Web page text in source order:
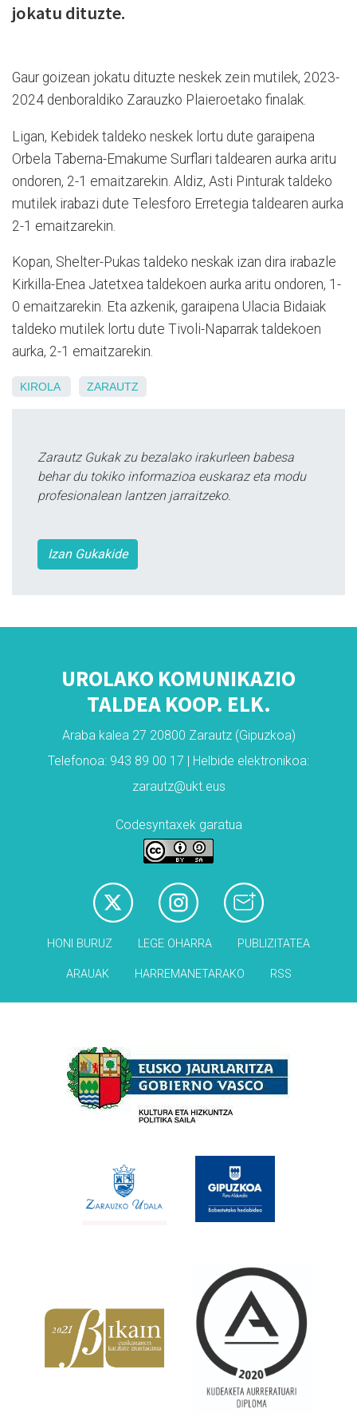
jokatu dituzte.
Gaur goizean jokatu dituzte neskek zein mutilek, 2023-
2024 denboraldiko Zarauzko Plaieroetako finalak.
Ligan, Kebidek taldeko neskek lortu dute garaipena
Orbela Taberna-Emakume Surflari taldearen aurka aritu
ondoren, 2-1 emaitzarekin. Aldiz, Asti Pinturak taldeko
mutilek irabazi dute Telesforo Erretegia taldearen aurka
2-1 emaitzarekin.
Kopan, Shelter-Pukas taldeko neskak izan dira irabazle
Kirkilla-Enea Jatetxea taldekoen aurka aritu ondoren, 1-
0 emaitzarekin. Eta azkenik, garaipena Ulacia Bidaiak
taldeko mutilek lortu dute Tivoli-Naparrak taldekoen
aurka, 2-1 emaitzarekin.
KIROLA ZARAUTZ
Zarautz Gukak zu bezalako irakurleen babesa
behar du tokiko informazioa euskaraz eta modu
profesionalean lantzen jarraitzeko.
Izan Gukakide
UROLAKO KOMUNIKAZIO
TALDEA KOOP. ELK.
Araba kalea 27 20800 Zarautz (Gipuzkoa)
Telefonoa: 943 89 00 17 | Helbide elektronikoa:
zarautz@ukt.eus
Codesyntaxek garatua
HONI BURUZ LEGE OHARRA PUBLIZITATEA
ARAUAK HARREMANETARAKO RSS